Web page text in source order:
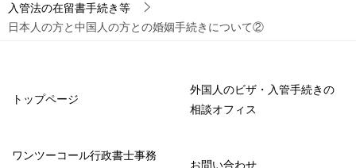
入管法の在留書手続き等
日本人の方と中国人の方との婚姻手続きについて②
トップページ
外国人のビザ・入管手続きの
相談オフィス
ワンツーコール行政書士事務
お問い合わせ